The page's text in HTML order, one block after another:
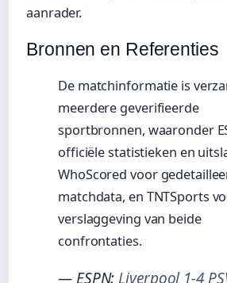
aanrader.
Bronnen en Referenties
De matchinformatie is
meerdere geverifieerde
sportbronnen, waaronder
officiële statistieken en
WhoScored voor
matchdata, en TNTSports
verslaggeving van beide
confrontaties.
— ESPN: Liverpool 1-4